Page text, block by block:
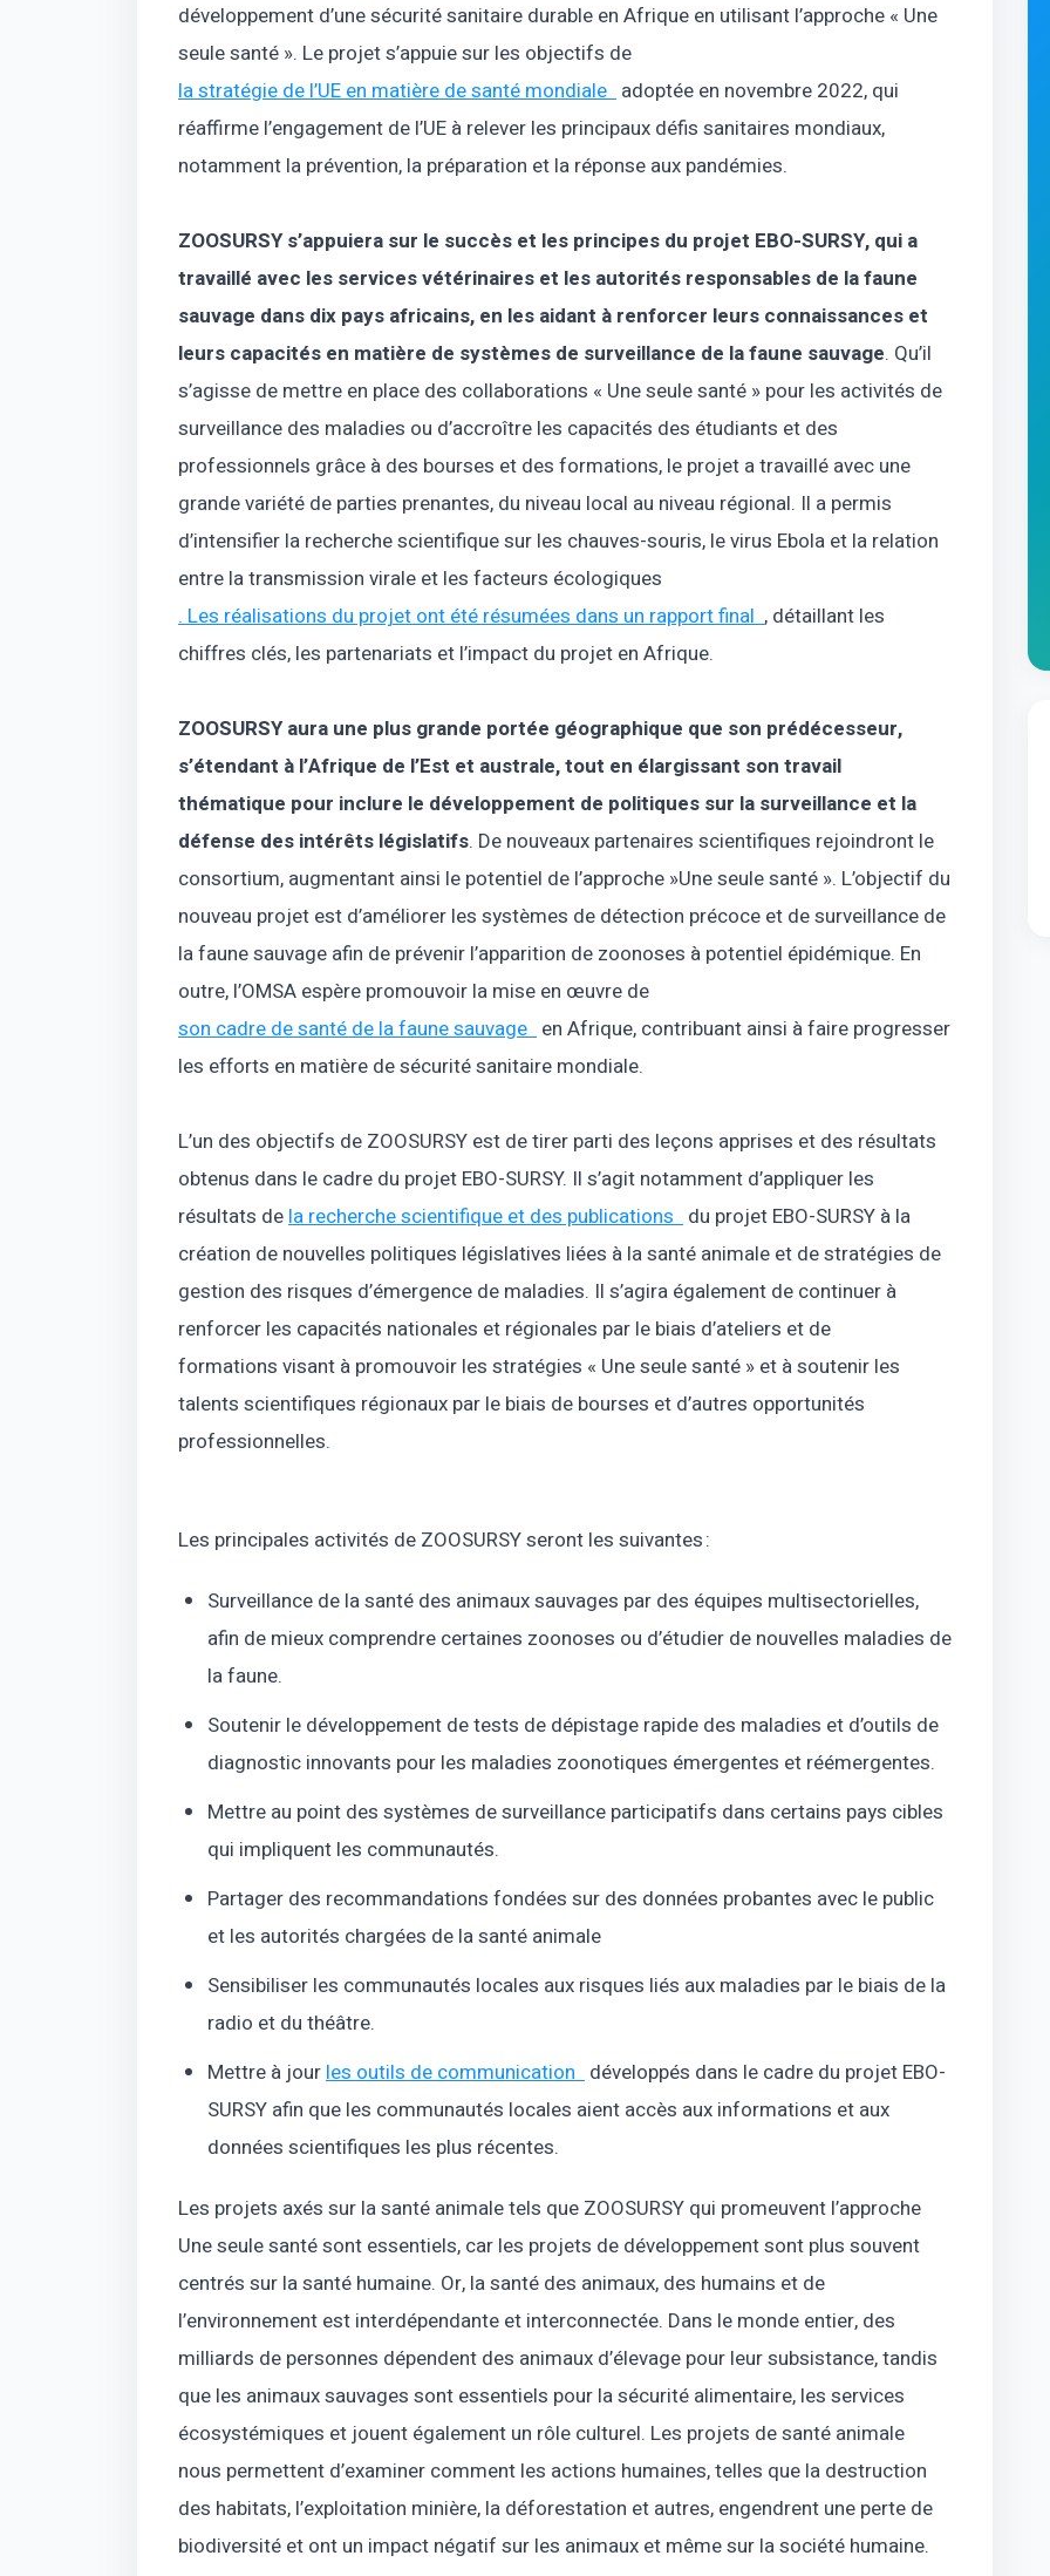
développement d’une sécurité sanitaire durable en Afrique en utilisant l’approche « Une
seule santé ». Le projet s’appuie sur les objectifs de
la stratégie de l’UE en matière de santé mondiale adoptée en novembre 2022, qui
réaffirme l’engagement de l’UE à relever les principaux défis sanitaires mondiaux,
notamment la prévention, la préparation et la réponse aux pandémies.
ZOOSURSY s’appuiera sur le succès et les principes du projet EBO-SURSY, qui a
travaillé avec les services vétérinaires et les autorités responsables de la faune
sauvage dans dix pays africains, en les aidant à renforcer leurs connaissances et
leurs capacités en matière de systèmes de surveillance de la faune sauvage. Qu’il
s’agisse de mettre en place des collaborations « Une seule santé » pour les activités de
surveillance des maladies ou d’accroître les capacités des étudiants et des
professionnels grâce à des bourses et des formations, le projet a travaillé avec une
grande variété de parties prenantes, du niveau local au niveau régional. Il a permis
d’intensifier la recherche scientifique sur les chauves-souris, le virus Ebola et la relation
entre la transmission virale et les facteurs écologiques
. Les réalisations du projet ont été résumées dans un rapport final, détaillant les
chiffres clés, les partenariats et l’impact du projet en Afrique.
ZOOSURSY aura une plus grande portée géographique que son prédécesseur,
s’étendant à l’Afrique de l’Est et australe, tout en élargissant son travail
thématique pour inclure le développement de politiques sur la surveillance et la
défense des intérêts législatifs. De nouveaux partenaires scientifiques rejoindront le
consortium, augmentant ainsi le potentiel de l’approche »Une seule santé ». L’objectif du
nouveau projet est d’améliorer les systèmes de détection précoce et de surveillance de
la faune sauvage afin de prévenir l’apparition de zoonoses à potentiel épidémique. En
outre, l’OMSA espère promouvoir la mise en œuvre de
son cadre de santé de la faune sauvage en Afrique, contribuant ainsi à faire progresser
les efforts en matière de sécurité sanitaire mondiale.
L’un des objectifs de ZOOSURSY est de tirer parti des leçons apprises et des résultats
obtenus dans le cadre du projet EBO-SURSY. Il s’agit notamment d’appliquer les
résultats dela recherche scientifique et des publications du projet EBO-SURSY à la
création de nouvelles politiques législatives liées à la santé animale et de stratégies de
gestion des risques d’émergence de maladies. Il s’agira également de continuer à
renforcer les capacités nationales et régionales par le biais d’ateliers et de
formations visant à promouvoir les stratégies « Une seule santé » et à soutenir les
talents scientifiques régionaux par le biais de bourses et d’autres opportunités
professionnelles.
Les principales activités de ZOOSURSY seront les suivantes :
Surveillance de la santé des animaux sauvages par des équipes multisectorielles,
afin de mieux comprendre certaines zoonoses ou d’étudier de nouvelles maladies de
la faune.
Soutenir le développement de tests de dépistage rapide des maladies et d’outils de
diagnostic innovants pour les maladies zoonotiques émergentes et réémergentes.
Mettre au point des systèmes de surveillance participatifs dans certains pays cibles
qui impliquent les communautés.
Partager des recommandations fondées sur des données probantes avec le public
et les autorités chargées de la santé animale
Sensibiliser les communautés locales aux risques liés aux maladies par le biais de la
radio et du théâtre.
Mettre à jourles outils de communication développés dans le cadre du projet EBO-
SURSY afin que les communautés locales aient accès aux informations et aux
données scientifiques les plus récentes.
Les projets axés sur la santé animale tels que ZOOSURSY qui promeuvent l’approche
Une seule santé sont essentiels, car les projets de développement sont plus souvent
centrés sur la santé humaine. Or, la santé des animaux, des humains et de
l’environnement est interdépendante et interconnectée. Dans le monde entier, des
milliards de personnes dépendent des animaux d’élevage pour leur subsistance, tandis
que les animaux sauvages sont essentiels pour la sécurité alimentaire, les services
écosystémiques et jouent également un rôle culturel. Les projets de santé animale
nous permettent d’examiner comment les actions humaines, telles que la destruction
des habitats, l’exploitation minière, la déforestation et autres, engendrent une perte de
biodiversité et ont un impact négatif sur les animaux et même sur la société humaine.